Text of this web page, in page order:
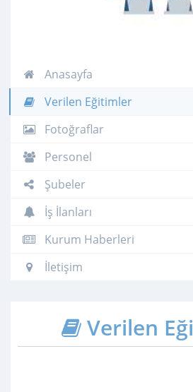
Anasayfa
Verilen Eğitimler
Fotoğraflar
Personel
Şubeler
İş İlanları
Kurum Haberleri
İletişim
Verilen